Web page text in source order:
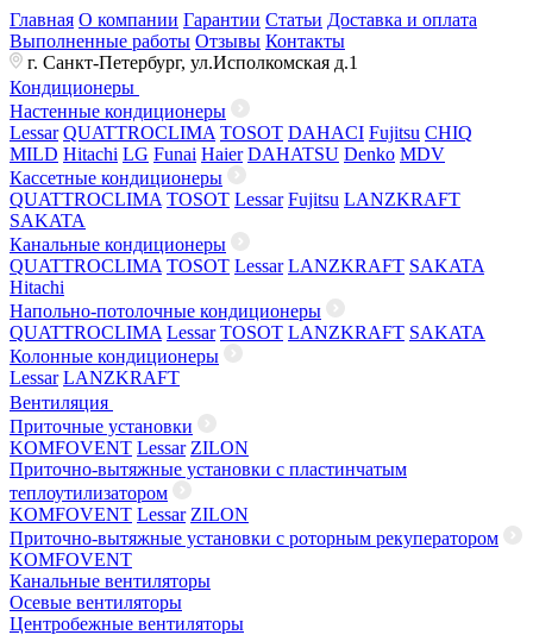
Главная О компании Гарантии Статьи Доставка и оплата
Выполненные работы Отзывы Контакты
г. Санкт-Петербург, ул.Исполкомская д.1
Кондиционеры
Настенные кондиционеры
Lessar QUATTROCLIMA TOSOT DAHACI Fujitsu CHIQ
MILD Hitachi LG Funai Haier DAHATSU Denko MDV
Кассетные кондиционеры
QUATTROCLIMA TOSOT Lessar Fujitsu LANZKRAFT
SAKATA
Канальные кондиционеры
QUATTROCLIMA TOSOT Lessar LANZKRAFT SAKATA
Hitachi
Напольно-потолочные кондиционеры
QUATTROCLIMA Lessar TOSOT LANZKRAFT SAKATA
Колонные кондиционеры
Lessar LANZKRAFT
Вентиляция
Приточные установки
KOMFOVENT Lessar ZILON
Приточно-вытяжные установки с пластинчатым
теплоутилизатором
KOMFOVENT Lessar ZILON
Приточно-вытяжные установки с роторным рекуператором
KOMFOVENT
Канальные вентиляторы
Осевые вентиляторы
Центробежные вентиляторы